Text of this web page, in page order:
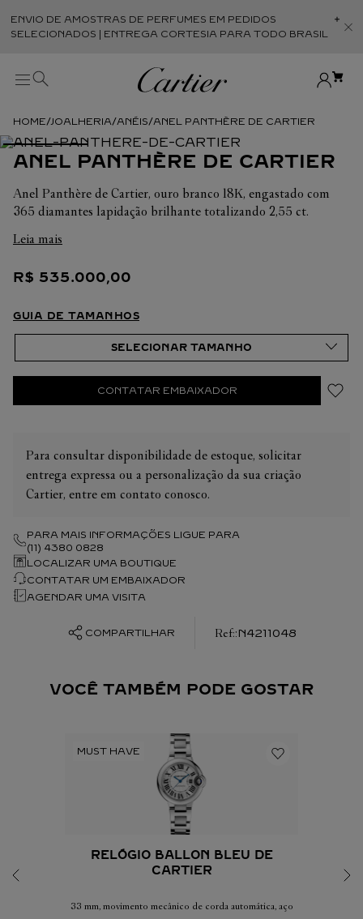
ENVIO DE AMOSTRAS DE PERFUMES EM PEDIDOS
SELECIONADOS | ENTREGA CORTESIA PARA TODO BRASIL
JOALHERIA ANÉIS ANEL PANTHÈRE DE CARTIER
ANEL PANTHÈRE DE CARTIER
Anel Panthère de Cartier, ouro branco 18K, engastado com
365 diamantes lapidação brilhante totalizando 2,55 ct.
valorizar a harmonia da peça. É por isso que o peso em
variações de uma criação a outra. Caso necessite de
informações adicionais sobre as nossas criações, não hesite em
consultar as nossas equipes de venda.
Leia mais
R$ 535.000,00
GUIA DE TAMANHOS
CONTATAR EMBAIXADOR
Para consultar disponibilidade de estoque, solicitar
entrega expressa ou a personalização da sua criação
Cartier, entre em contato conosco.
PARA MAIS INFORMAÇÕES LIGUE PARA
(11) 4380 0828
LOCALIZAR UMA BOUTIQUE
CONTATAR UM EMBAIXADOR
AGENDAR UMA VISITA
COMPARTILHAR :N4211048
VOCÊ TAMBÉM PODE GOSTAR
RELÓGIO BALLON BLEU DE
CARTIER
33 mm, movimento mecânico de corda automática, aço